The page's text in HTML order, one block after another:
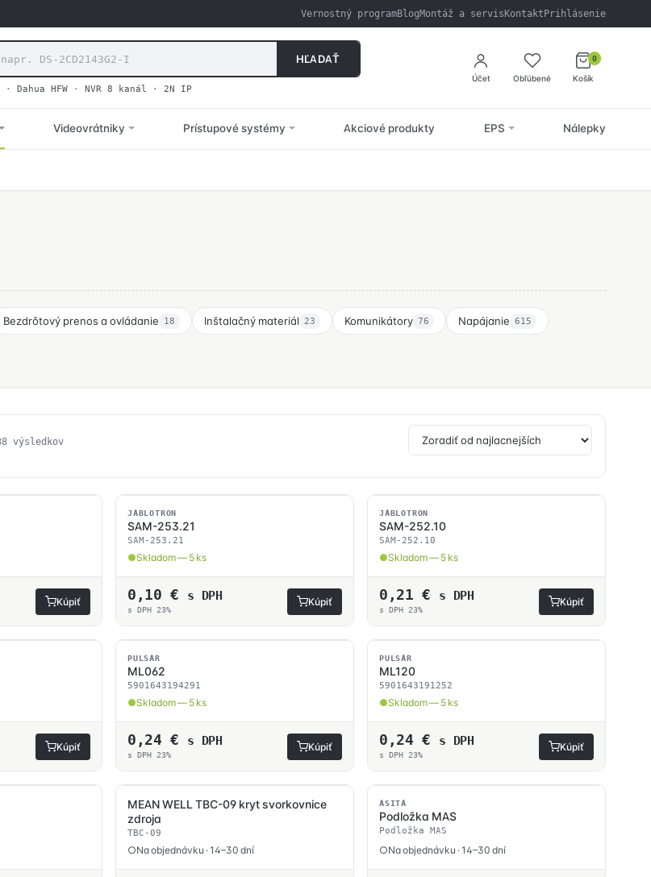
Vernostný programBlogMontáž a servisKontaktPrihlásenie
HĽADAŤ
· Dahua HFW · NVR 8 kanál · 2N IP
Účet Obľúbené Košík
0
Videovrátniky Prístupové systémy Akciové produkty EPS Nálepky
Bezdrôtový prenos a ovládanie 18 Inštalačný materiál 23 Komunikátory 76 Napájanie 615
výsledkovZoradené
najnižšej
Kúpiť
SKLADOM
JABLOTRON
SAM-253.21
SAM-253.21
Skladom — 5 ks
0,10€ s DPH
s DPH 23%
Kúpiť
SKLADOM
JABLOTRON
SAM-252.10
SAM-252.10
Skladom — 5 ks
0,21€ s DPH
s DPH 23%
Kúpiť
Kúpiť
SKLADOM
PULSAR
ML062
5901643194291
Skladom — 5 ks
0,24€ s DPH
s DPH 23%
Kúpiť
SKLADOM
PULSAR
ML120
5901643191252
Skladom — 5 ks
0,24€ s DPH
s DPH 23%
Kúpiť
MEAN WELL TBC-09 kryt svorkovnice
zdroja
TBC-09
Na objednávku · 14–30 dní
ASITA
Podložka MAS
Podložka MAS
Na objednávku · 14–30 dní